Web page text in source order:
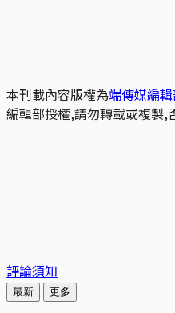
本刊載內容版權為端傳媒編
編輯部授權,請勿轉載或複製,
評論須知
最新 更多